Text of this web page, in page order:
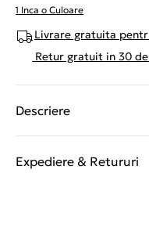
+ 1 Inca o Culoare
Livrare gratuita
Retur gratuit in 30
Descriere
Expediere & Retururi